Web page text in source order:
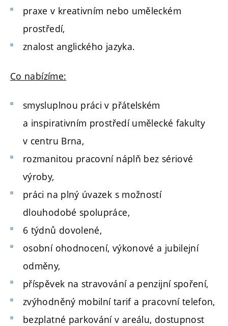
praxe v kreativním nebo uměleckém
prostředí,
znalost anglického jazyka.
Co nabízíme:
smysluplnou práci v přátelském
a inspirativním prostředí umělecké fakulty
v centru Brna,
rozmanitou pracovní náplň bez sériové
výroby,
práci na plný úvazek s možností
dlouhodobé spolupráce,
6 týdnů dovolené,
osobní ohodnocení, výkonové a jubilejní
odměny,
příspěvek na stravování a penzijní spoření,
zvýhodněný mobilní tarif a pracovní telefon,
bezplatné parkování v areálu, dostupnost